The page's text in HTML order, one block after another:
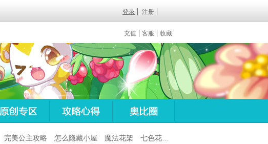
登录 注册
充值 客服 收藏
完美公主攻略 怎么隐藏小屋 魔法花架 七色花在哪